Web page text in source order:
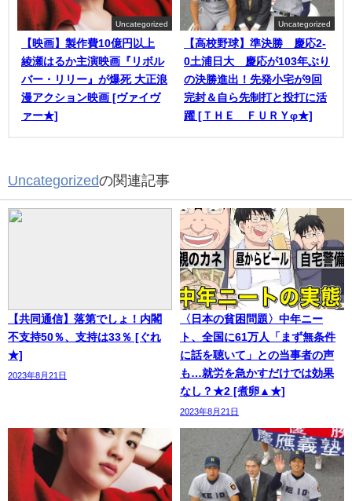
Uncategorized
【映画】製作費10億円以上
綾瀬はるか主演映画『リボル
バー・リリー』が爆死 大正浪
漫アクション映画 [ヴァイヴ
ァー★]
Uncategorized
【高校野球】準決勝 慶応2-
0土浦日大 慶応が103年ぶり
の決勝進出！先発小宅が9回
完封＆自ら先制打と投打に活
躍 [ＴＨＥ ＦＵＲＹφ★]
Uncategorizedの関連記事
【共同通信】落第でしょ！内閣
不支持50％、支持は33％ [ぐれ
★]
2023年8月21日
〈日本の貧困問題〉中年ニー
ト、全国に61万人「まず無条件
に話を聴いて」との当事者の声
も…就労を急かすだけでは効果
なし？★2 [煮卵▲★]
2023年8月21日